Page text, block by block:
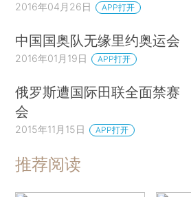
2016年04月26日 APP打开
中国国奥队无缘里约奥运会
2016年01月19日 APP打开
俄罗斯遭国际田联全面禁
会
2015年11月15日 APP打开
推荐阅读